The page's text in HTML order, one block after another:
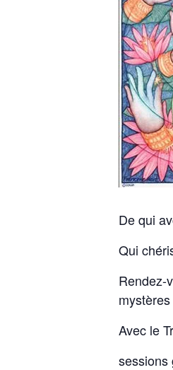
De qui
Qui
Rendez-
Avec le
sessions